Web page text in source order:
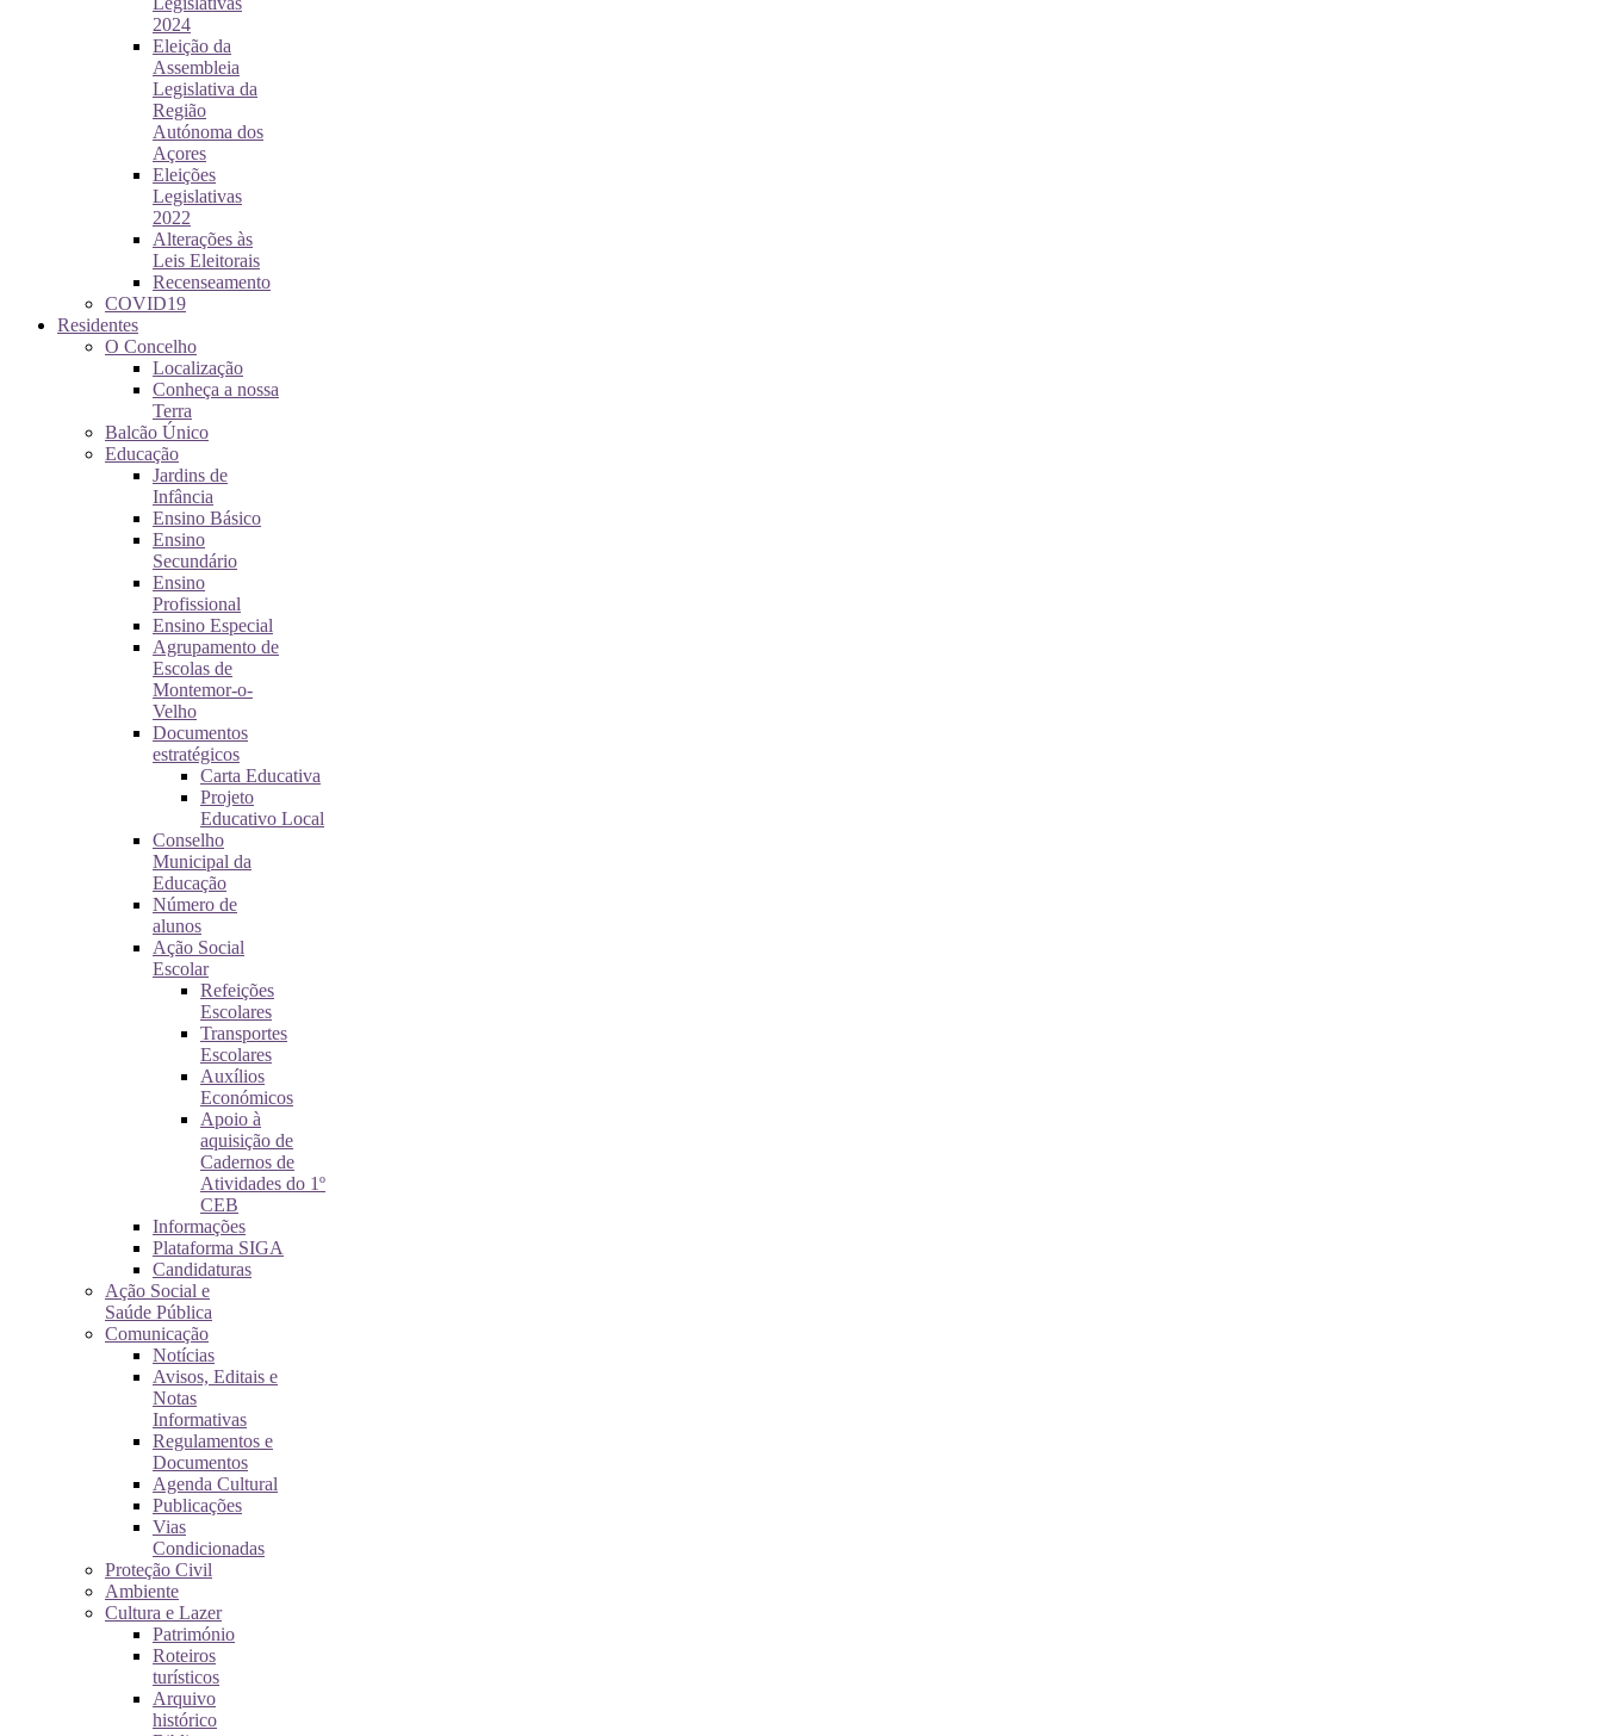
2024
Eleição da
Assembleia
Legislativa da
Região
Autónoma dos
Açores
Eleições
Legislativas
2022
Alterações às
Leis Eleitorais
Recenseamento
COVID19
Residentes
O Concelho
Localização
Conheça a nossa
Terra
Balcão Único
Educação
Jardins de
Infância
Ensino Básico
Ensino
Secundário
Ensino
Profissional
Ensino Especial
Agrupamento de
Escolas de
Montemor-o-
Velho
Documentos
estratégicos
Carta Educativa
Projeto
Educativo Local
Conselho
Municipal da
Educação
Número de
alunos
Ação Social
Escolar
Refeições
Escolares
Transportes
Escolares
Auxílios
Económicos
Apoio à
aquisição de
Cadernos de
Atividades do 1º
CEB
Informações
Plataforma SIGA
Candidaturas
Ação Social e
Saúde Pública
Comunicação
Notícias
Avisos, Editais e
Notas
Informativas
Regulamentos e
Documentos
Agenda Cultural
Publicações
Vias
Condicionadas
Proteção Civil
Ambiente
Cultura e Lazer
Património
Roteiros
turísticos
Arquivo
histórico